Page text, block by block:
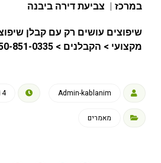
במרכז | צביעת דירה ביבנה
שיפוצים עושים רק עם קבלן
מקצועי > הקבלנים > 050-851-0335
Admin-kablanim
14
מאמרים